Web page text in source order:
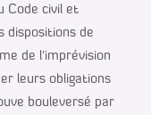
Code civil et
dispositions de
de l’imprévision
leurs obligations
bouleversé par